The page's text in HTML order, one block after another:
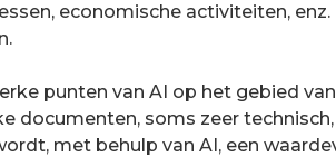
economische activiteiten,
punten van AI op het gebied
documenten, soms zeer
met behulp van AI, een